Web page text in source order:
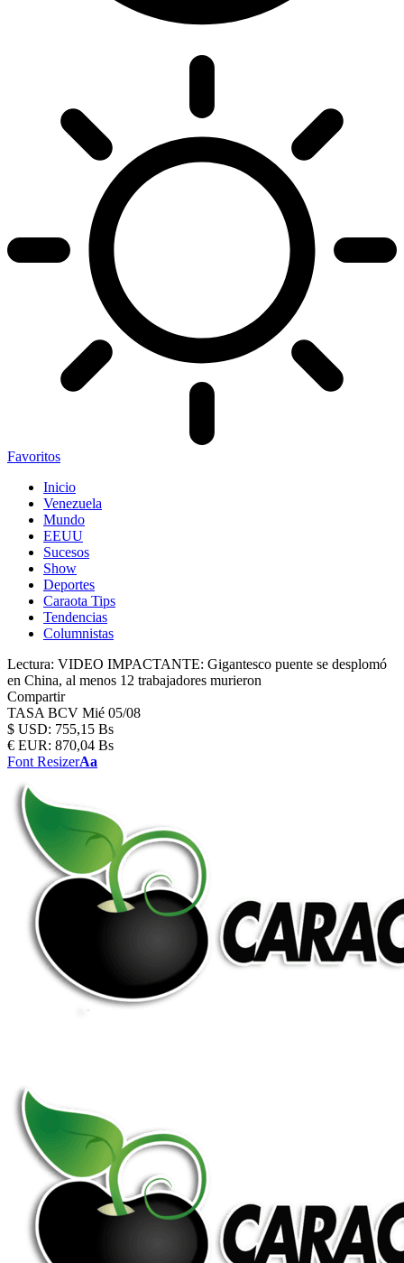
Favoritos
Inicio
Venezuela
Mundo
EEUU
Sucesos
Show
Deportes
Caraota Tips
Tendencias
Columnistas
Lectura: VIDEO IMPACTANTE: Gigantesco puente se desplomó
en China, al menos 12 trabajadores murieron
Compartir
TASA BCV Mié 05/08
$ USD: 755,15 Bs
€ EUR: 870,04 Bs
Font ResizerAa